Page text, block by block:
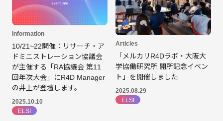
Information
10/21~22開催：リサーチ・ア
ドミニストレーション協議会
が主催する「RA協議会 第11
回年次大会」にR4D Manager
の井上が登壇します。
2025.10.10
ELSI
Articles
「メルカリR4Dラボ・大阪大
学協働研究所 開所記念イベン
ト」を開催しました
2025.08.29
ELSI